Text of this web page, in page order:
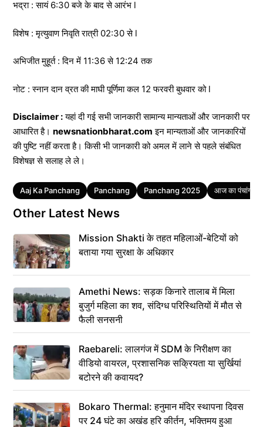
भद्रा : सायं 6:30 बजे के बाद से आरंभ l
विशेष : मृत्युवाण निवृति रात्री 02:30 से l
अभिजीत मुहूर्त : दिन में 11:36 से 12:24 तक
नोट : स्नान दान व्रत की माघी पूर्णिमा कल 12 फरवरी बुधवार को l
Disclaimer :यहां दी गई सभी जानकारी सामान्य मान्यताओं और जानकारी पर
आधारित है। newsnationbharat.com इन मान्यताओं और जानकारियों
की पुष्टि नहीं करता है। किसी भी जानकारी को अमल में लाने से पहले संबंधित
विशेषज्ञ से सलाह ले ले।
Tags
Aaj Ka Panchang Panchang Panchang 2025 आज का पंचांग
Other Latest News
Mission Shakti के तहत महिलाओं-बेटियों को
बताया गया सुरक्षा के अधिकार
Amethi News: सड़क किनारे तालाब में मिला
बुजुर्ग महिला का शव, संदिग्ध परिस्थितियों में मौत से
फैली सनसनी
Raebareli: लालगंज में SDM के निरीक्षण का
वीडियो वायरल, प्रशासनिक सक्रियता या सुर्खियां
बटोरने की कवायद?
Bokaro Thermal: हनुमान मंदिर स्थापना दिवस
पर 24 घंटे का अखंड हरि कीर्तन, भक्तिमय हुआ